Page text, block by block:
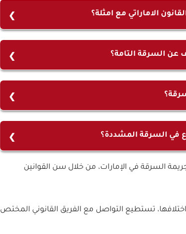
الاماراتي مع امثلة؟
اقتحام المحل، أو محاولة شخص سرقة حقيبة
عن السرقة التامة؟
في السرقة المشددة؟
السرقة في الإمارات، من خلال سن القوانين
تستطيع التواصل مع الفريق القانوني المختص